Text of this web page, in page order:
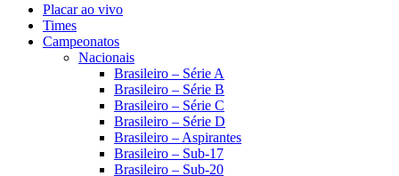
Placar ao vivo
Times
Campeonatos
Nacionais
Brasileiro – Série A
Brasileiro – Série B
Brasileiro – Série C
Brasileiro – Série D
Brasileiro – Aspirantes
Brasileiro – Sub-17
Brasileiro – Sub-20